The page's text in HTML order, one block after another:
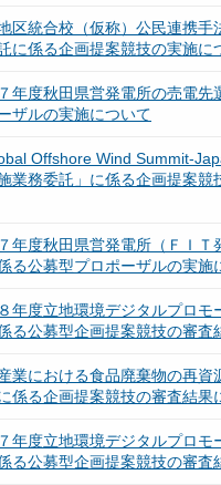
区統合校（仮称）公民連携手
に係る企画提案競技の実施に
年度秋田県営発電所の売電先
ザルの実施について
Offshore Wind Summit-
業務委託」に係る企画提案
年度秋田県営発電所（ＦＩＴ
る公募型プロポーザルの実施
年度立地環境デジタルプロモ
る公募型企画提案競技の審査
業における食品廃棄物の再資
係る企画提案競技の審査結果
年度立地環境デジタルプロモ
る公募型企画提案競技の審査